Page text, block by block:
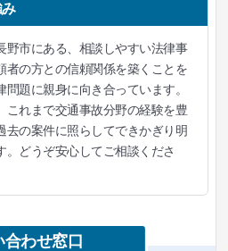
野市にある、相談しやすい法律事
者の方との信頼関係を築くことを
題に親身に向き合っています。
これまで交通事故分野の経験を豊
去の案件に照らしてできかぎり明
。どうぞ安心してご相談くださ
合わせ窓口